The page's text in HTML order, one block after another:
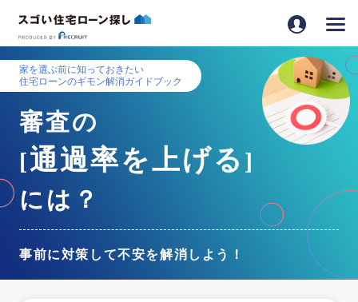
家を選ぶ前に知っておきたい
住宅ローンのギモン解消ガイドブック
審査の
[通過率を上げる ]
には？
事前に対策して不安を解消しよう！